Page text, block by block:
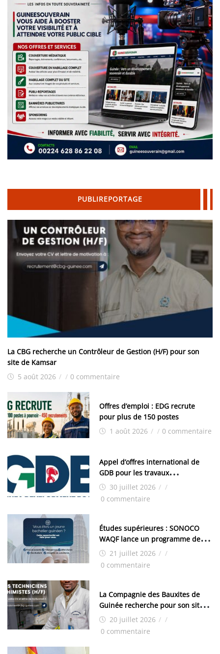
PUBLIREPORTAGE
La CBG recherche un Contrôleur de Gestion (H/F) pour son
site de Kamsar
5 août 2026 / / 0 commentaire
Offres d’emploi : EDG recrute
pour plus de 150 postes
1 août 2026 / / 0 commentaire
Appel d’offres international de
GDB pour les travaux
d’aménagement de la zone
industrielle de FANDJE (PAZIF)
30 juillet 2026 / /
0 commentaire
Études supérieures : SONOCO
WAQF lance un programme de
bourses pour la Malaisie
21 juillet 2026 / /
0 commentaire
La Compagnie des Bauxites de
Guinée recherche pour son site
de Kamsar des techniciens
chimistes (H/F)
20 juillet 2026 / /
0 commentaire